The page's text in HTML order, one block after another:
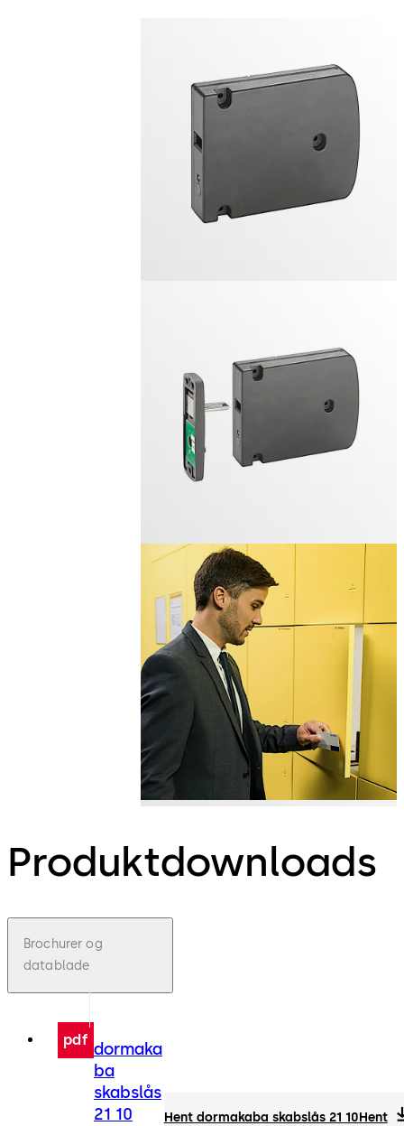
Produktdownloads
Brochurer og
datablade
pdf dormaka
ba
skabslås
21 10
Hent dormakaba skabslås 21 10Hent